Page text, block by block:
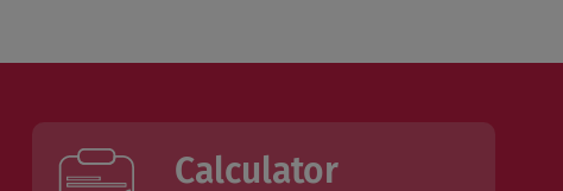
Calculator